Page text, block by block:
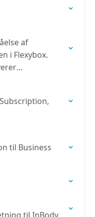
af
i Flexybox.
til Business